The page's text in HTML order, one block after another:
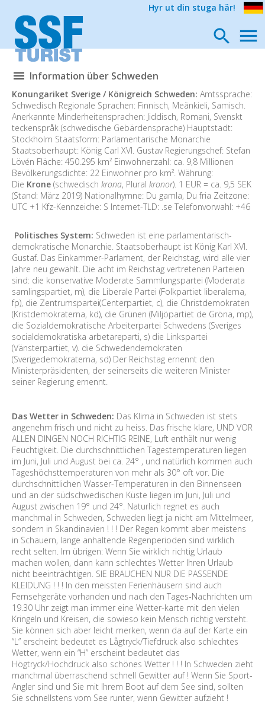
Hyr ut din stuga här!
Information über Schweden
Konungariket Sverige / Königreich Schweden: Amtssprache:
Schwedisch Regionale Sprachen: Finnisch, Meänkieli, Samisch.
Anerkannte Minderheitensprachen: Jiddisch, Romani, Svenskt
teckenspråk (schwedische Gebärdensprache) Hauptstadt:
Stockholm Staatsform: Parlamentarische Monarchie
Staatsoberhaupt: König Carl XVI. Gustav Regierungschef: Stefan
Lövén Fläche: 450.295 km² Einwohnerzahl: ca. 9,8 Millionen
Bevölkerungsdichte: 22 Einwohner pro km². Währung:
Die Krone (schwedisch krona, Plural kronor). 1 EUR = ca. 9,5 SEK
(Stand: März 2019) Nationalhymne: Du gamla, Du fria Zeitzone:
UTC +1 Kfz-Kennzeiche: S Internet-TLD: .se Telefonvorwahl: +46
Politisches System: Schweden ist eine parlamentarisch-
demokratische Monarchie. Staatsoberhaupt ist König Karl XVI.
Gustaf. Das Einkammer-Parlament, der Reichstag, wird alle vier
Jahre neu gewählt. Die acht im Reichstag vertretenen Parteien
sind: die konservative Moderate Sammlungspartei (Moderata
samlingspartiet, m), die Liberale Partei (Folkpartiet liberalerna,
fp), die Zentrumspartei(Centerpartiet, c), die Christdemokraten
(Kristdemokraterna, kd), die Grünen (Miljöpartiet de Gröna, mp),
die Sozialdemokratische Arbeiterpartei Schwedens (Sveriges
socialdemokratiska arbetareparti, s) die Linkspartei
(Vänsterpartiet, v). die Schwedendemokraten
(Sverigedemokraterna, sd) Der Reichstag ernennt den
Ministerpräsidenten, der seinerseits die weiteren Minister
seiner Regierung ernennt.
Das Wetter in Schweden: Das Klima in Schweden ist stets
angenehm frisch und nicht zu heiss. Das frische klare, UND VOR
ALLEN DINGEN NOCH RICHTIG REINE, Luft enthält nur wenig
Feuchtigkeit. Die durchschnittlichen Tagestemperaturen liegen
im Juni, Juli und August bei ca. 24° , und natürlich kommen auch
Tageshöchsttemperaturen von mehr als 30° oft vor. Die
durchschnittlichen Wasser-Temperaturen in den Binnenseen
und an der südschwedischen Küste liegen im Juni, Juli und
August zwischen 19° und 24°. Naturlich regnet es auch
manchmal in Schweden, Schweden liegt ja nicht am Mittelmeer,
sondern in Skandinavien ! ! ! Der Regen kommt aber meistens
in Schauern, lange anhaltende Regenperioden sind wirklich
recht selten. Im übrigen: Wenn Sie wirklich richtig Urlaub
machen wollen, dann kann schlechtes Wetter Ihren Urlaub
nicht beeinträchtigen. SIE BRAUCHEN NUR DIE PASSENDE
KLEIDUNG ! ! ! In den meissten Ferienhäusern sind auch
Fernsehgeräte vorhanden und nach den Tages-Nachrichten um
19.30 Uhr zeigt man immer eine Wetter-karte mit den vielen
Kringeln und Kreisen, die sowieso kein Mensch richtig versteht.
Sie können sich aber leicht merken, wenn da auf der Karte ein
“L” erscheint bedeutet es Lågtryck/Tiefdruck also schlechtes
Wetter, wenn ein “H” erscheint bedeutet das
Högtryck/Hochdruck also schönes Wetter ! ! ! In Schweden zieht
manchmal überraschend schnell Gewitter auf ! Wenn Sie Sport-
Angler sind und Sie mit Ihrem Boot auf dem See sind, sollten
Sie schnellstens vom See runter, wenn Gewitter aufzieht !